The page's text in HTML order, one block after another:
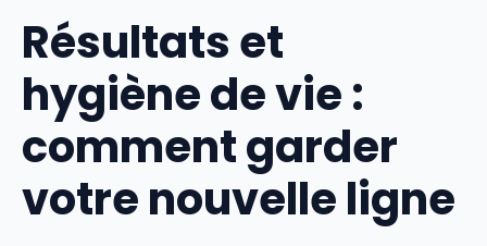
Résultats et
hygiène de vie :
comment garder
votre nouvelle ligne